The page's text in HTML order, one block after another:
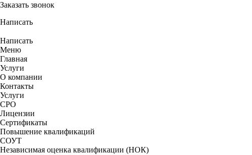
Заказать звонок
Написать
Написать
Меню
Главная
Услуги
О компании
Контакты
Услуги
СРО
Лицензии
Сертификаты
Повышение квалификаций
СОУТ
Независимая оценка квалификации (НОК)